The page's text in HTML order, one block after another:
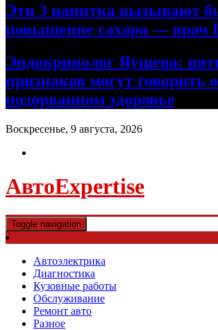
Эти 3 напитка вызывают
повышение сахара — врач
Эндокринолог Яушева:
признаков могут говорить о
подорванном здоровье
Воскресенье, 9 августа, 2026
АвтоExpertise
Toggle navigation
Автоэлектрика
Диагностика
Кузовные работы
Обслуживание
Ремонт авто
Разное